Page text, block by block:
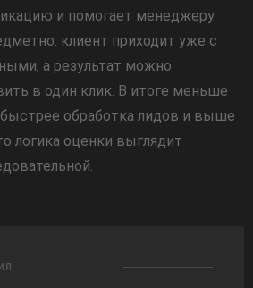
и помогает менеджеру
клиент приходит уже с
а результат можно
в один клик. В итоге меньше
обработка лидов и выше
логика оценки выглядит